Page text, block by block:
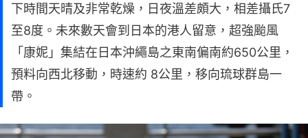
下時間天晴及非常乾燥，日夜溫差頗大，相差攝氏7
至8度。未來數天會到日本的港人留意，超強颱風
「康妮」集結在日本沖繩島之東南偏南約650公里，
預料向西北移動，時速約 8公里，移向琉球群島一
帶。